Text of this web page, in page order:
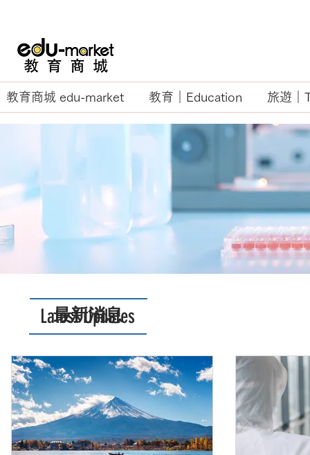
教育商城 edu-market 教育｜Education 旅遊｜
Latest Updates
最新消息